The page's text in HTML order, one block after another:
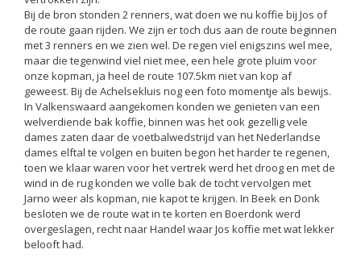
Bij de bron stonden 2 renners, wat doen we nu koffie bij Jos of
de route gaan rijden. We zijn er toch dus aan de route beginnen
met 3 renners en we zien wel. De regen viel enigszins wel mee,
maar die tegenwind viel niet mee, een hele grote pluim voor
onze kopman, ja heel de route 107.5km niet van kop af
geweest. Bij de Achelsekluis nog een foto momentje als bewijs.
In Valkenswaard aangekomen konden we genieten van een
welverdiende bak koffie, binnen was het ook gezellig vele
dames zaten daar de voetbalwedstrijd van het Nederlandse
dames elftal te volgen en buiten begon het harder te regenen,
toen we klaar waren voor het vertrek werd het droog en met de
wind in de rug konden we volle bak de tocht vervolgen met
Jarno weer als kopman, nie kapot te krijgen. In Beek en Donk
besloten we de route wat in te korten en Boerdonk werd
overgeslagen, recht naar Handel waar Jos koffie met wat lekker
belooft had.